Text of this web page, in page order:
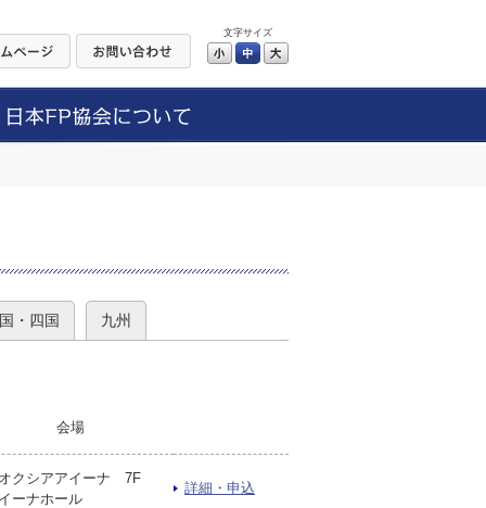
文字サイズ
小 中
・四国 九州
会場
クシアアイーナ 7F
ーナホール
詳細・申込